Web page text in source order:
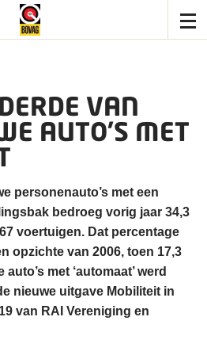
VAN
AUTO’S MET
personenauto’s met een
bedroeg vorig jaar 34,3
voertuigen. Dat percentage
opzichte van 2006, toen 17,3
met ‘automaat’ werd
nieuwe uitgave Mobiliteit in
van RAI Vereniging en